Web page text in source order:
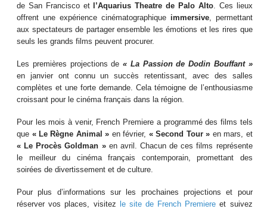
de San Francisco et
l’Aquarius Theatre de Palo Alto. Ces lieux
offrent une expérience cinématographiqueimmersive, permettant
aux spectateurs de partager ensemble les émotions et les rires que
seuls les grands films peuvent procurer.
Les premières projections de« La Passion de Dodin Bouffant »
en janvier ont connu un succès retentissant, avec des salles
complètes et une forte demande. Cela témoigne de l’enthousiasme
croissant pour le cinéma français dans la région.
Pour les mois à venir, French Premiere a programmé des films tels
que « Le Règne Animal » en février, « Second Tour » en mars, et
« Le Procès Goldman » en avril. Chacun de ces films représente
le meilleur du cinéma français contemporain, promettant des
soirées de divertissement et de culture.
Pour plus d’informations sur les prochaines projections et pour
réserver vos places, visitez le site de French Premiere et suivez